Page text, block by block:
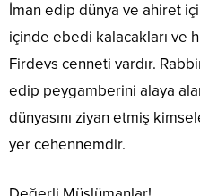
İman edip dünya ve ahiret
içinde ebedi kalacakları ve
Firdevs cenneti vardır.
edip peygamberini alaya
dünyasını ziyan etmiş
yer cehennemdir.